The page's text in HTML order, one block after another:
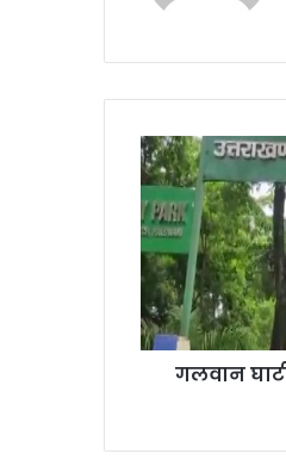
गलवान
घाटी
शहीदों
के
नाम
पर
वाटिका
गलवान